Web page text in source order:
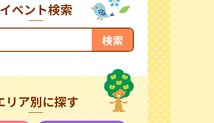
イベント検索
リア別に探す